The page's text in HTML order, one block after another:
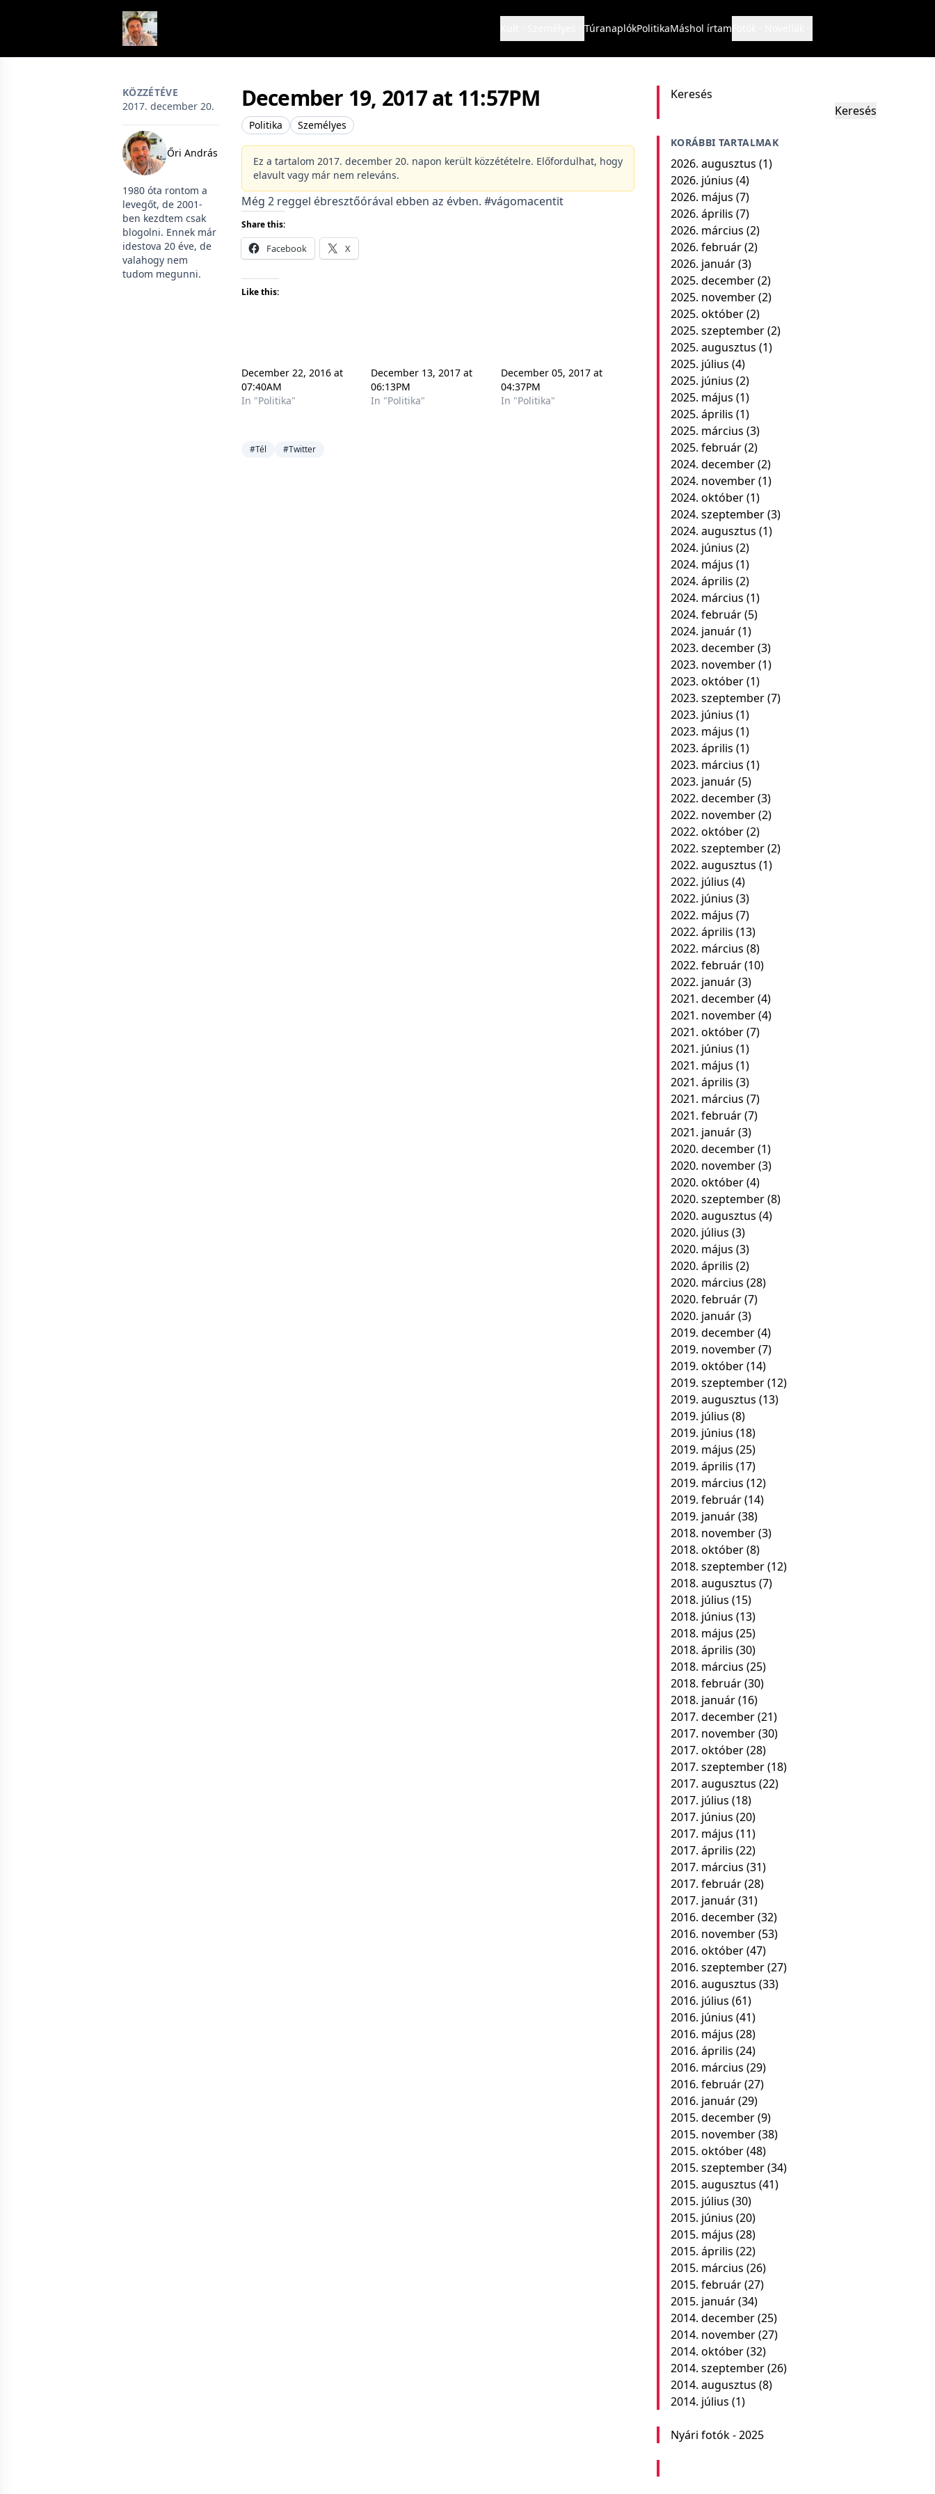
TúranaplókPolitikaMáshol írtam
KÖZZÉTÉVE
2017. december 20.
Őri András
1980 óta rontom a
levegőt, de 2001-
ben kezdtem csak
blogolni. Ennek már
idestova 20 éve, de
valahogy nem
tudom megunni.
December 19, 2017 at 11:57PM
Politika Személyes
Ez a tartalom 2017. december 20. napon került közzétételre. Előfordulhat, hogy
elavult vagy már nem releváns.
Még 2 reggel ébresztőórával ebben az évben. #vágomacentit
Share this:
Facebook X
Like this:
December 22, 2016 at
07:40AM
In "Politika"
December 13, 2017 at
06:13PM
In "Politika"
December 05, 2017 at
04:37PM
In "Politika"
#Tél #Twitter
Keresés
Keresés
KORÁBBI TARTALMAK
2026. augusztus (1)
2026. június (4)
2026. május (7)
2026. április (7)
2026. március (2)
2026. február(2)
2026. január(3)
2025. december(2)
2025. november(2)
2025. október(2)
2025. szeptember(2)
2025. augusztus (1)
2025. július (4)
2025. június (2)
2025. május (1)
2025. április (1)
2025. március (3)
2025. február(2)
2024. december(2)
2024. november(1)
2024. október(1)
2024. szeptember(3)
2024. augusztus (1)
2024. június (2)
2024. május (1)
2024. április (2)
2024. március (1)
2024. február(5)
2024. január(1)
2023. december(3)
2023. november(1)
2023. október(1)
2023. szeptember(7)
2023. június (1)
2023. május (1)
2023. április (1)
2023. március (1)
2023. január(5)
2022. december(3)
2022. november(2)
2022. október(2)
2022. szeptember(2)
2022. augusztus (1)
2022. július (4)
2022. június (3)
2022. május (7)
2022. április (13)
2022. március (8)
2022. február(10)
2022. január(3)
2021. december(4)
2021. november(4)
2021. október(7)
2021. június (1)
2021. május (1)
2021. április (3)
2021. március (7)
2021. február(7)
2021. január(3)
2020. december(1)
2020. november(3)
2020. október(4)
2020. szeptember(8)
2020. augusztus (4)
2020. július (3)
2020. május (3)
2020. április (2)
2020. március (28)
2020. február(7)
2020. január(3)
2019. december(4)
2019. november(7)
2019. október(14)
2019. szeptember(12)
2019. augusztus (13)
2019. július (8)
2019. június (18)
2019. május (25)
2019. április (17)
2019. március (12)
2019. február(14)
2019. január(38)
2018. november(3)
2018. október(8)
2018. szeptember(12)
2018. augusztus (7)
2018. július (15)
2018. június (13)
2018. május (25)
2018. április (30)
2018. március (25)
2018. február(30)
2018. január(16)
2017. december(21)
2017. november(30)
2017. október(28)
2017. szeptember(18)
2017. augusztus (22)
2017. július (18)
2017. június (20)
2017. május (11)
2017. április (22)
2017. március (31)
2017. február(28)
2017. január(31)
2016. december(32)
2016. november(53)
2016. október(47)
2016. szeptember(27)
2016. augusztus (33)
2016. július (61)
2016. június (41)
2016. május (28)
2016. április (24)
2016. március (29)
2016. február(27)
2016. január(29)
2015. december(9)
2015. november(38)
2015. október(48)
2015. szeptember(34)
2015. augusztus (41)
2015. július (30)
2015. június (20)
2015. május (28)
2015. április (22)
2015. március (26)
2015. február(27)
2015. január(34)
2014. december(25)
2014. november(27)
2014. október(32)
2014. szeptember(26)
2014. augusztus (8)
2014. július (1)
Nyári fotók - 2025